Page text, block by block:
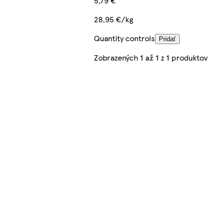
28,95 €/kg
Quantity controls
Pridať
Zobrazených 1 až 1 z 1 produktov